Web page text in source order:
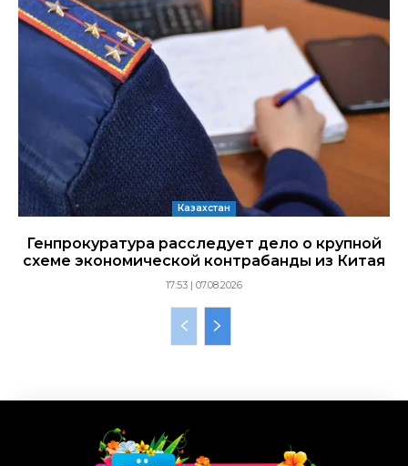
Казахстан
Генпрокуратура расследует дело о крупной
схеме экономической контрабанды из Китая
17:53 | 07.08.2026